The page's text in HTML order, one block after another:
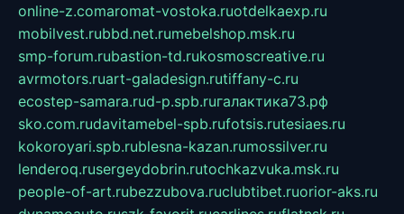
online-z.comaromat-vostoka.ruotdelkaexp.ru
mobilvest.rubbd.net.rumebelshop.msk.ru
smp-forum.rubastion-td.rukosmoscreative.ru
avrmotors.ruart-galadesign.rutiffany-c.ru
ecostep-samara.rud-p.spb.ruгалактика73.рф
sko.com.rudavitamebel-spb.rufotsis.rutesiaes.ru
kokoroyari.spb.rublesna-kazan.rumossilver.ru
lenderoq.rusergeydobrin.rutochkazvuka.msk.ru
people-of-art.rubezzubova.ruclubtibet.ruorior-aks.ru